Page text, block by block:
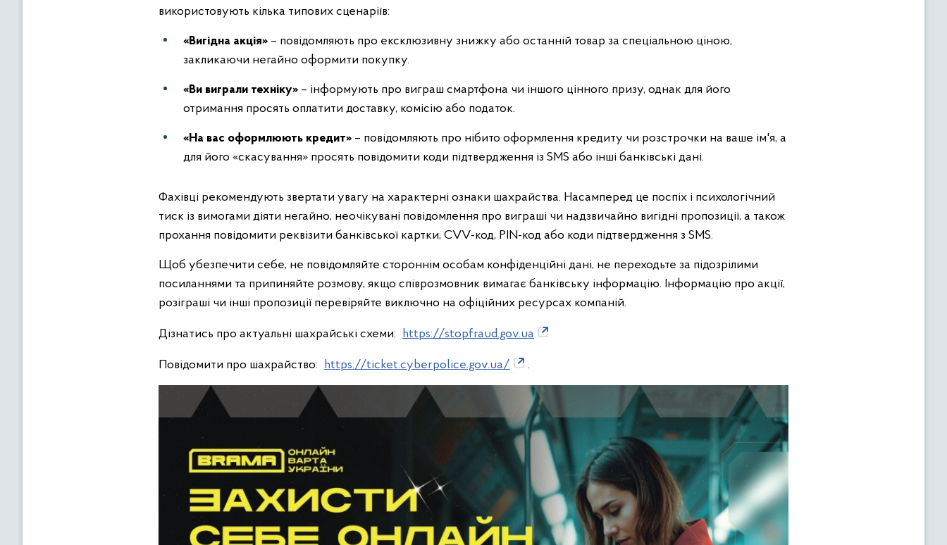
використовують кілька типових сценаріїв:
«Вигідна акція» – повідомляють про ексклюзивну знижку або останній товар за спеціальною ціною,
закликаючи негайно оформити покупку.
«Ви виграли техніку» – інформують про виграш смартфона чи іншого цінного призу, однак для його
отримання просять оплатити доставку, комісію або податок.
«На вас оформлюють кредит» – повідомляють про нібито оформлення кредиту чи розстрочки на ваше ім'я, а
для його «скасування» просять повідомити коди підтвердження із SMS або інші банківські дані.
Фахівці рекомендують звертати увагу на характерні ознаки шахрайства. Насамперед це поспіх і психологічний
тиск із вимогами діяти негайно, неочікувані повідомлення про виграші чи надзвичайно вигідні пропозиції, а також
прохання повідомити реквізити банківської картки, CVV-код, PIN-код або коди підтвердження з SMS.
Щоб убезпечити себе, не повідомляйте стороннім особам конфіденційні дані, не переходьте за підозрілими
посиланнями та припиняйте розмову, якщо співрозмовник вимагає банківську інформацію. Інформацію про акції,
розіграші чи інші пропозиції перевіряйте виключно на офіційних ресурсах компаній.
Дізнатись про актуальні шахрайські схеми: https://stopfraud.gov.ua
Повідомити про шахрайство: https://ticket.cyberpolice.gov.ua/ .